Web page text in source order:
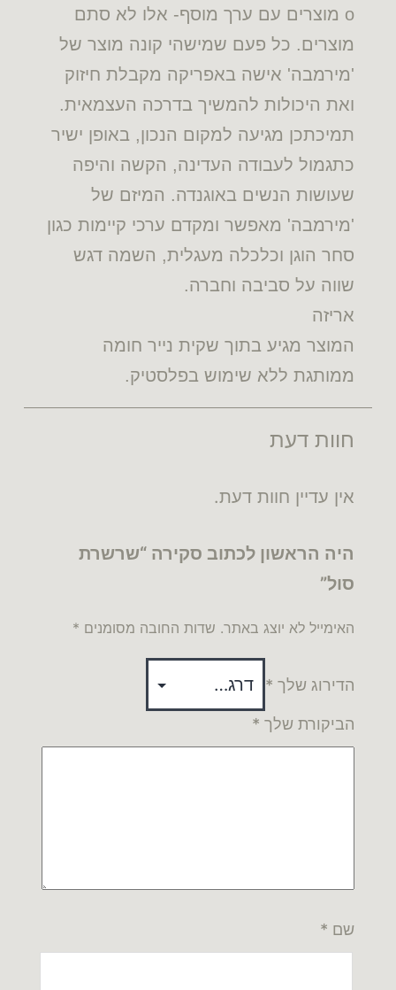
o מוצרים עם ערך מוסף- אלו לא סתם
מוצרים. כל פעם שמישהי קונה מוצר של
'מירמבה' אישה באפריקה מקבלת חיזוק
ואת היכולות להמשיך בדרכה העצמאית.
תמיכתכן מגיעה למקום הנכון, באופן ישיר
כתגמול לעבודה העדינה, הקשה והיפה
שעושות הנשים באוגנדה. המיזם של
'מירמבה' מאפשר ומקדם ערכי קיימות כגון
סחר הוגן וכלכלה מעגלית, השמה דגש
שווה על סביבה וחברה.
אריזה
המוצר מגיע בתוך שקית נייר חומה
ממותגת ללא שימוש בפלסטיק.
חוות דעת
אין עדיין חוות דעת.
היה הראשון לכתוב סקירה “שרשרת
סול”
האימייל לא יוצג באתר. שדות החובה מסומנים *
הדירוג שלך *
הביקורת שלך *
שם *